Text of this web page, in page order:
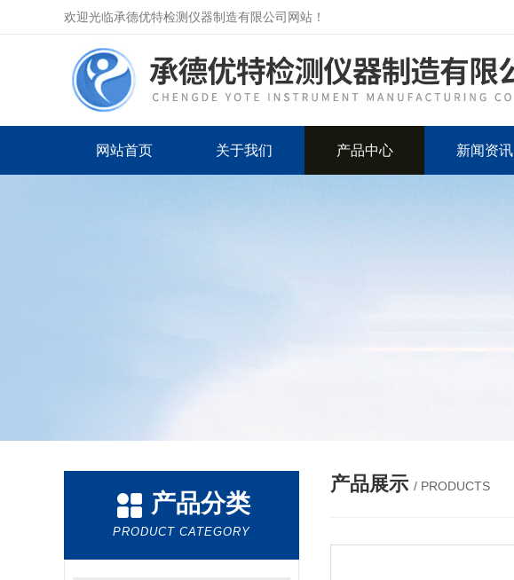
欢迎光临承德优特检测仪器制造有限公司网站！
网站首页 关于我们 产品中心 新闻资讯
产品分类
PRODUCT CATEGORY
产品展示 / PRODUCTS